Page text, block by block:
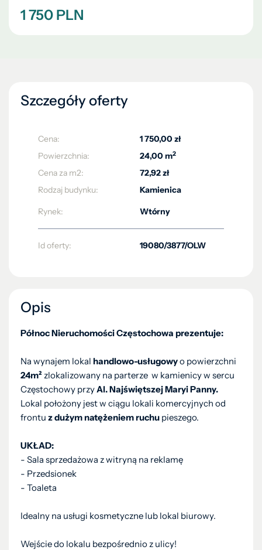
1 750 PLN
Szczegóły oferty
Cena:
1 750,00 zł
Powierzchnia:
24,00 m2
Cena za m2:
72,92 zł
Rodzaj budynku:
Kamienica
Rynek: Wtórny
Id oferty: 19080/3877/OLW
Opis
Północ Nieruchomości Częstochowa prezentuje:
Na wynajem lokal handlowo-usługowyo powierzchni
24m²zlokalizowany na parterze w kamienicy w sercu
Częstochowy przyAl. Najświętszej Maryi Panny.
Lokal położony jest w ciągu lokali komercyjnych od
frontu z dużym natężeniem ruchu pieszego.
UKŁAD:
- Sala sprzedażowa z witryną na reklamę
- Przedsionek
- Toaleta
Idealny na usługi kosmetyczne lub lokal biurowy.
Wejście do lokalu bezpośrednio z ulicy!